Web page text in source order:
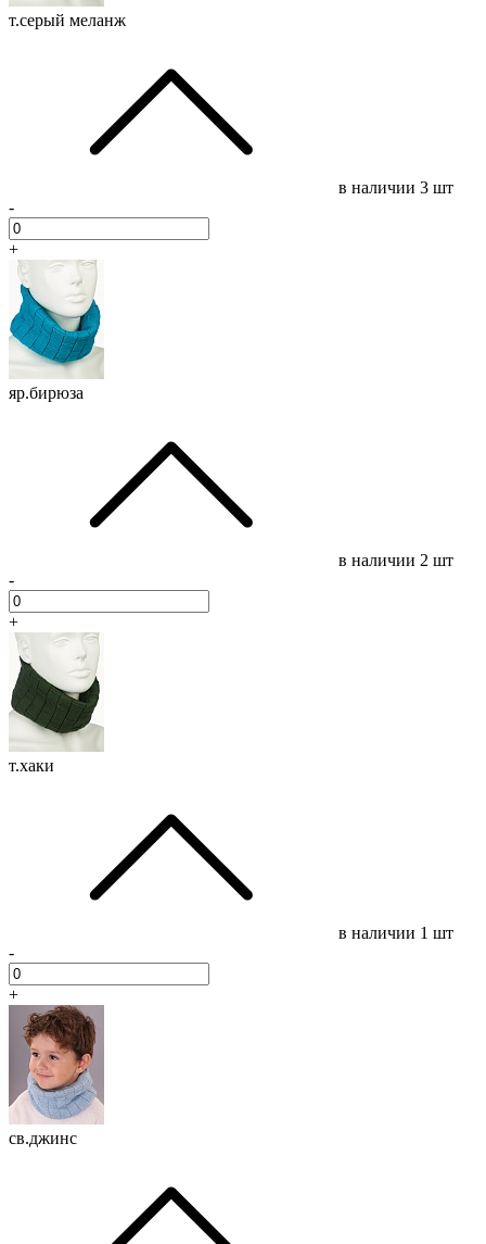
т.серый меланж
в наличии 3 шт
-
+
яр.бирюза
в наличии 2 шт
-
+
т.хаки
в наличии 1 шт
-
+
св.джинс